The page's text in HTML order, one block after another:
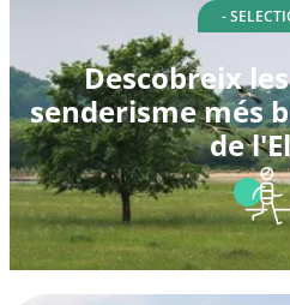
-
Descobreix
senderisme més
de